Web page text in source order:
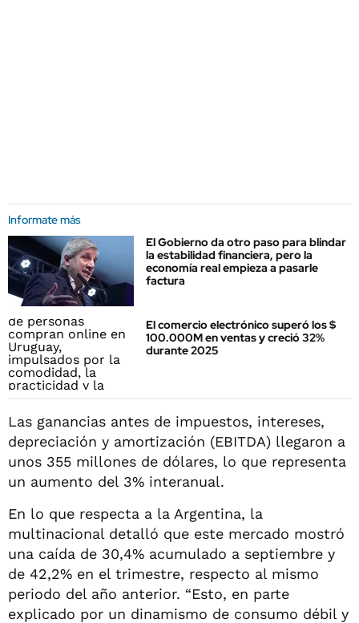
Informate más
El Gobierno da otro paso para blindar
la estabilidad financiera, pero la
economía real empieza a pasarle
factura
El comercio electrónico superó los $
100.000M en ventas y creció 32%
durante 2025
Las ganancias antes de impuestos, intereses,
depreciación y amortización (EBITDA) llegaron a
unos 355 millones de dólares, lo que representa
un aumento del 3% interanual.
En lo que respecta a la Argentina, la
multinacional detalló que este mercado mostró
una caída de 30,4% acumulado a septiembre y
de 42,2% en el trimestre, respecto al mismo
periodo del año anterior. “Esto, en parte
explicado por un dinamismo de consumo débil y